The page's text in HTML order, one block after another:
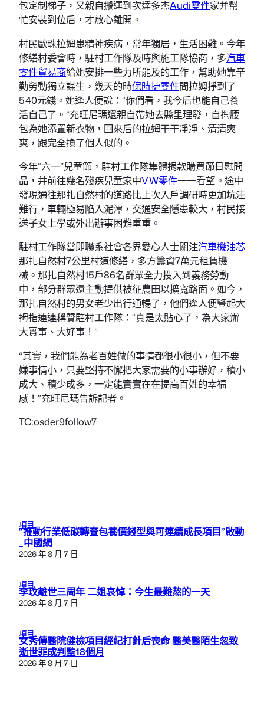
包定制梯子，又親自搬運到次達多杰Audi零件家并幫
忙安裝到位后，才放心離開。
村民歐珠拉姆患精神疾病，常年獨居，生活困難。今年
修繕村委會時，駐村工作隊及時與施工隊協商，多汽車
零件貿易商給她安排一些力所能及的工作，幫助她靠辛
勤勞動獨立謀生，幾天的時保時捷零件間拉姆掙到了
540元錢。她逢人便說：“你們看，我今后也能自己養
活自己了。”充旺尼瑪還親自帶她去縣里理發，自掏腰
包為她添置新衣物，回來后的拉姆干干凈凈、清清爽
爽，跟完全換了個人似的。
今年“六一”兒童節，駐村工作隊集體捐款購買節日慰問
品，并前往幾名殘疾兒童家中VW零件一一看望。途中
發現通往那扎自然村的道路比上次入戶調研時更加坑洼
難行，車輛極易陷入泥潭，交通安全隱患較大，村民接
送子女上學或外出辦事困難重重。
駐村工作隊當即聯系社會各界愛心人士關注汽車機油芯
那扎自然村7公里村道修繕，多方籌資7萬元租賃機
械。那扎自然村15戶86名群眾全力投入到義務勞動
中，部分群眾還主動提供被征農田以擴寬路面。如今，
那扎自然村的男女老少出行通暢了，他們逢人便豎起大
拇指連連稱贊駐村工作隊：“真是太貼心了，為大家辦
大實事、大好事！”
“其實，我們能為老百姓做的事情都很小很小，但不要
嫌事情小，只要堅持不懈把大家需要的小事辦好，積小
成大、積少成多，一定能實實在在提高百姓的幸福
感！”充旺尼瑪告訴記者。
TC:osder9follow7
項目
“推動行業低碳轉查包養價錢型與可連續成長項目”啟動
_中國網
2026 年 8 月 7 日
項目
李玟離世三周年 二姐哀悼：今生最難熬的一天
2026 年 8 月 7 日
項目
女秀傳醫院健檢項目經紀打針后喪命 醫美醫陌生忽致
逝世罪成判監18個月
2026 年 8 月 7 日